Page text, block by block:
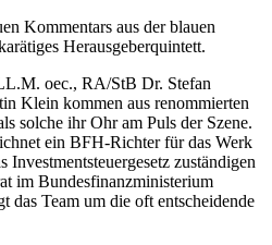
Kommentars aus der blauen
Herausgeberquintett.
oec., RA/StB Dr. Stefan
Klein kommen aus renommierten
solche ihr Ohr am Puls der Szene.
ein BFH-Richter für das Werk
zuständigen
im Bundesfinanzministerium
das Team um die oft entscheidende